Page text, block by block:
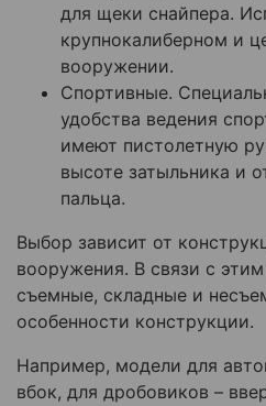
для щеки снайпера.
крупнокалиберном и
вооружении.
Спортивные.
удобства ведения
имеют пистолетную
высоте затыльника и
пальца.
Выбор зависит от
вооружения. В связи с
съемные, складные и
особенности конструкции.
Например, модели для
вбок, для дробовиков –